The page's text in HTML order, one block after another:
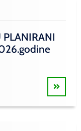
PLANIRANI